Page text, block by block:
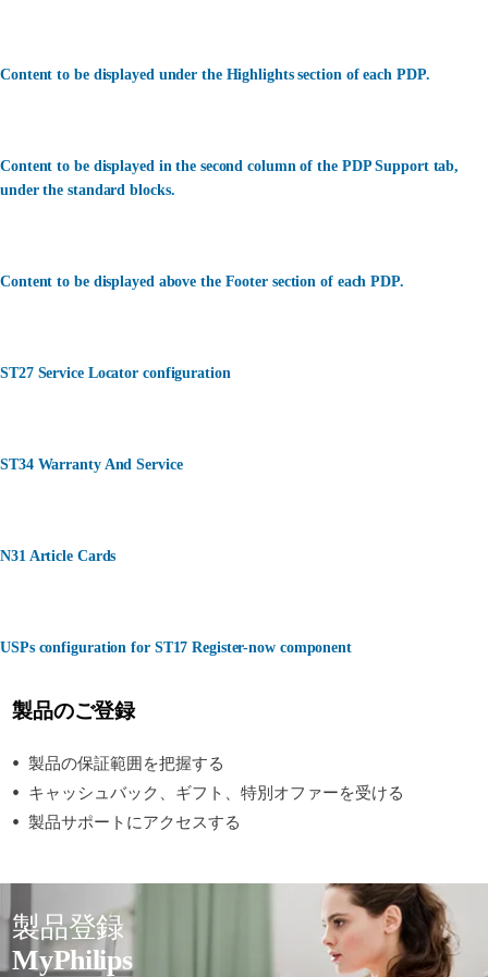
Content to be displayed under the Highlights section of each PDP.
Content to be displayed in the second column of the PDP Support tab,
under the standard blocks.
Content to be displayed above the Footer section of each PDP.
ST27 Service Locator configuration
ST34 Warranty And Service
N31 Article Cards
USPs configuration for ST17 Register-now component
製品のご登録
製品の保証範囲を把握する
キャッシュバック、ギフト、特別オファーを受ける
製品サポートにアクセスする
製品登録
MyPhilips